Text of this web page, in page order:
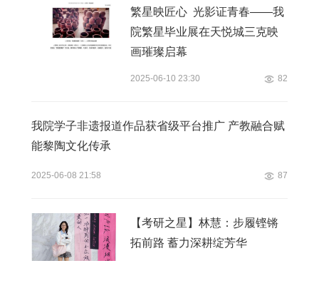
繁星映匠心 光影证青春——我
院繁星毕业展在天悦城三克映
画璀璨启幕
2025-06-10 23:30 82
我院学子非遗报道作品获省级平台推广 产教融合赋
能黎陶文化传承
2025-06-08 21:58 87
【考研之星】林慧：步履铿锵
拓前路 蓄力深耕绽芳华